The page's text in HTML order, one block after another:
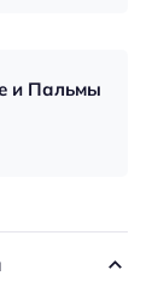
и Пальмы